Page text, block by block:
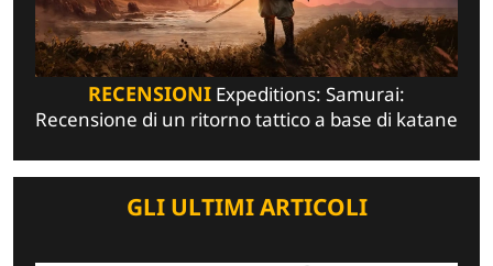
RECENSIONI Expeditions: Samurai:
Recensione di un ritorno tattico a base di katane
GLI ULTIMI ARTICOLI